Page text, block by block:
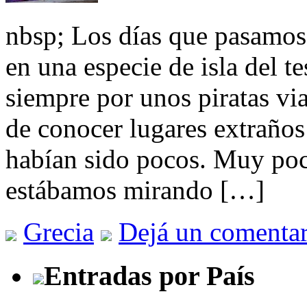
nbsp; Los días que
en una especie de isla del
siempre por unos piratas
de conocer lugares
habían sido pocos. Muy
estábamos mirando […]
Grecia
Dejá un
Entradas por País